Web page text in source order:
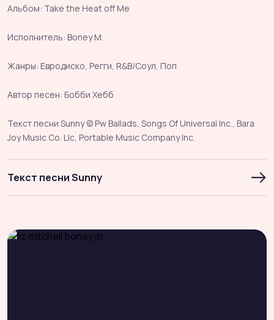
Альбом: Take the Heat off Me
Исполнитель: Boney M.
Жанры: Евродиско, Регги, R&B/Соул, Поп
Автор песен: Бобби Хебб
Текст песни Sunny © Pw Ballads, Songs Of Universal Inc., Bara
Joy Music Co. Llc, Portable Music Company Inc.
Текст песни Sunny
Sunny, you smiled at me and really eased the pain
The dark days are gone